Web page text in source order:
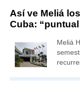
Así ve Meliá
Cuba:
Meliá